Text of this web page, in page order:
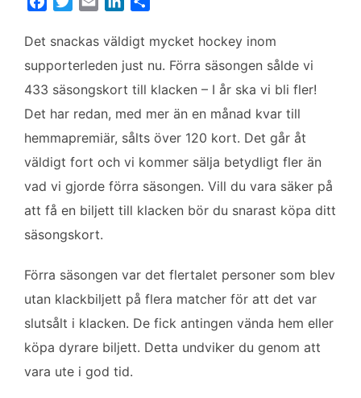
c
e
b
o
o
k
i
t
e
r
a
i
n
k
d
I
n
l
a
Det snackas väldigt mycket hockey inom
supporterleden just nu. Förra säsongen sålde vi
433 säsongskort till klacken – I år ska vi bli fler!
Det har redan, med mer än en månad kvar till
hemmapremiär, sålts över 120 kort. Det går åt
väldigt fort och vi kommer sälja betydligt fler än
vad vi gjorde förra säsongen. Vill du vara säker på
att få en biljett till klacken bör du snarast köpa ditt
säsongskort.
Förra säsongen var det flertalet personer som blev
utan klackbiljett på flera matcher för att det var
slutsålt i klacken. De fick antingen vända hem eller
köpa dyrare biljett. Detta undviker du genom att
vara ute i god tid.